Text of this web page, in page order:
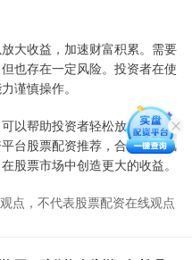
大收益，加速财富积累。需要
也存在一定风险。投资者在使
谨慎操作。
以帮助投资者轻松放大收益，
台股票配资推荐，合理控制风
股票市场中创造更大的收益。
点，不代表股票配资在线观点